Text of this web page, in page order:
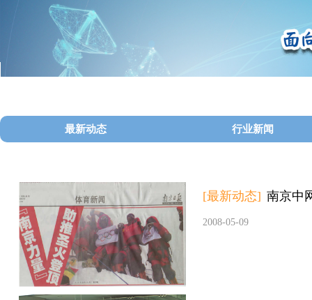
最新动态 行业新闻
[最新动态] 南京中
2008-05-09